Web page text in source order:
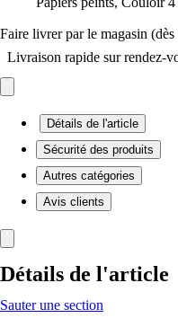
Faire livrer par le magasin
Livraison rapide sur rendez-
Détails de l'article
Sécurité des produits
Autres catégories
Avis clients
Détails de l'article
Sauter une section